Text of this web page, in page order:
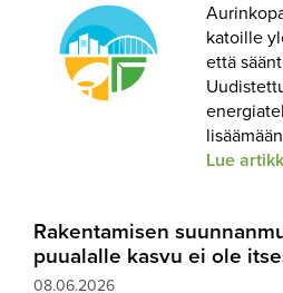
katoille
että
Lue
Rakentamisen
puualalle kasvu ei ole
08.06.2026